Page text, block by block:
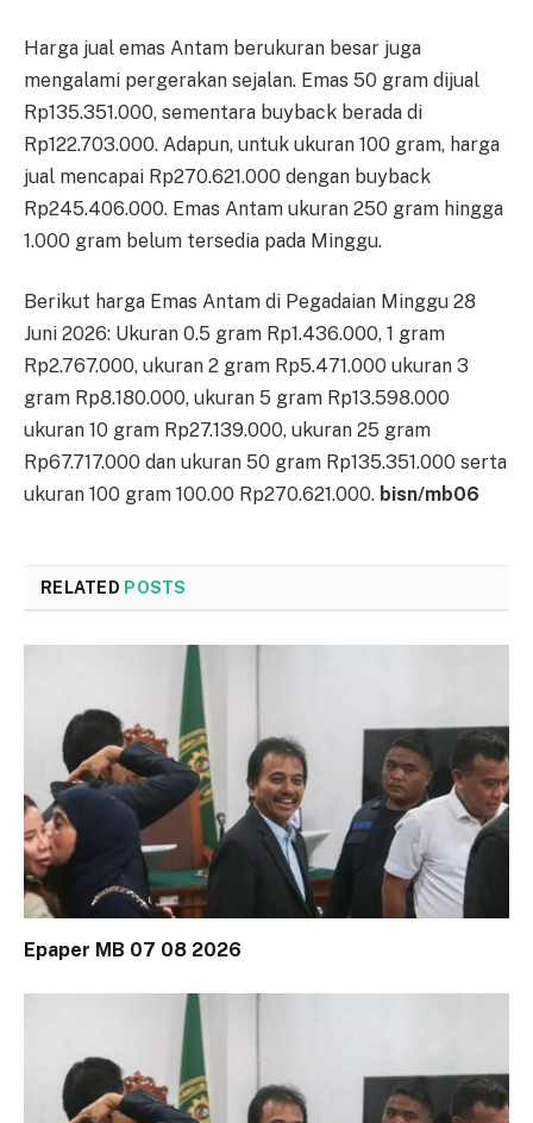
Harga jual emas Antam be­ru­kuran besar juga
mengalami per­gerakan sejalan. Emas 50 gram dijual
Rp135.351.000, se­mentara buyback berada di
Rp122.703.000. Adapun, untuk ukuran 100 gram, harga
jual mencapai Rp270.621.000 deng­an buyback
Rp245.406.000. Emas Antam ukuran 250 gram hi­ngga
1.000 gram belum ter­sedia pada Minggu.
Berikut harga Emas Antam di Pegadaian Minggu 28
Juni 2026: Ukuran 0.5 gram Rp1.436.000, 1 gram
Rp2.767.000, ukuran 2 gram Rp5.471.000 ukuran 3
gram Rp8.180.000, ukuran 5 gram Rp13.598.000
ukuran 10 gram Rp27.139.000, ukuran 25 gram
Rp67.717.000 dan ukuran 50 gram Rp135.351.000 serta
ukuran 100 gram 100.00 Rp270.621.000. bisn/mb06
RELATED POSTS
Epaper MB 07 08 2026